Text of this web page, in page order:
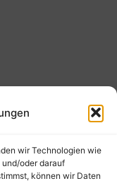
wir Technologien wie
oder darauf
können wir Daten